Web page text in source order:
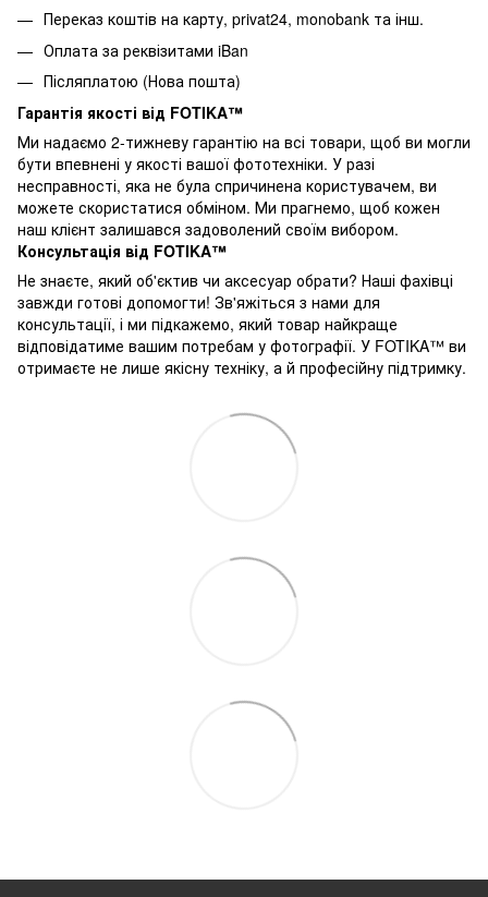
Переказ коштів на карту, privat24, monobank та інш.
Оплата за реквізитами iBan
Післяплатою (Нова пошта)
Гарантія якості від FOTIKA™
Ми надаємо 2-тижневу гарантію на всі товари, щоб ви могли
бути впевнені у якості вашої фототехніки. У разі
несправності, яка не була спричинена користувачем, ви
можете скористатися обміном. Ми прагнемо, щоб кожен
наш клієнт залишався задоволений своїм вибором.
Консультація від FOTIKA™
Не знаєте, який об'єктив чи аксесуар обрати? Наші фахівці
завжди готові допомогти! Зв'яжіться з нами для
консультації, і ми підкажемо, який товар найкраще
відповідатиме вашим потребам у фотографії. У FOTIKA™ ви
отримаєте не лише якісну техніку, а й професійну підтримку.